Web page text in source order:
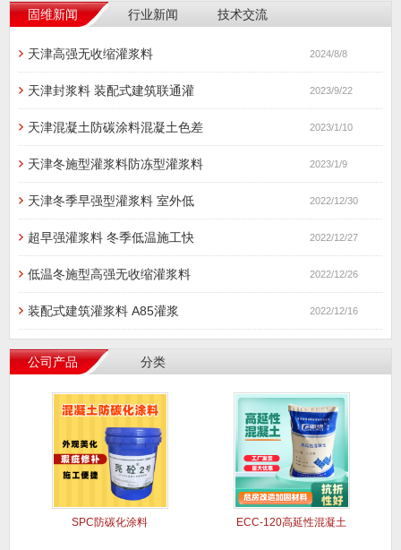
固维新闻 行业新闻 技术交流
天津高强无收缩灌浆料 2024/8/8
天津封浆料 装配式建筑联通灌 2023/9/22
天津混凝土防碳涂料混凝土色差 2023/1/10
天津冬施型灌浆料防冻型灌浆料 2023/1/9
天津冬季早强型灌浆料 室外低 2022/12/30
超早强灌浆料 冬季低温施工快 2022/12/27
低温冬施型高强无收缩灌浆料 2022/12/26
装配式建筑灌浆料 A85灌浆 2022/12/16
公司产品 分类
SPC防碳化涂料 ECC-120高延性混凝土